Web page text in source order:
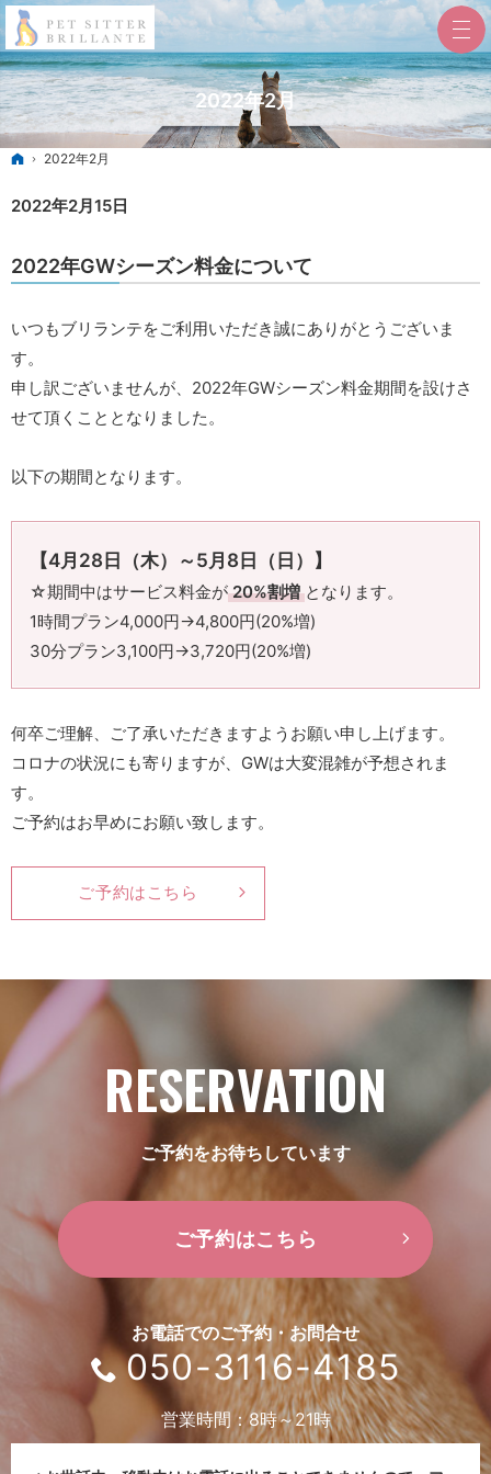
2022年2月
ホーム
2022年2月
2022年2月15日
2022年GWシーズン料金について
いつもブリランテをご利用いただき誠にありがとうございま
す。
申し訳ございませんが、2022年GWシーズン料金期間を設けさ
せて頂くこととなりました。
以下の期間となります。
【4月28日（木）～5月8日（日）】
☆期間中はサービス料金が20%割増となります。
1時間プラン4,000円→4,800円(20%増)
30分プラン3,100円→3,720円(20%増)
何卒ご理解、ご了承いただきますようお願い申し上げます。
コロナの状況にも寄りますが、GWは大変混雑が予想されま
す。
ご予約はお早めにお願い致します。
ご予約はこちら
RESERVATION
ご予約をお待ちしています
ご予約はこちら
お電話でのご予約・お問合せ
050-3116-4185
営業時間：8時～21時